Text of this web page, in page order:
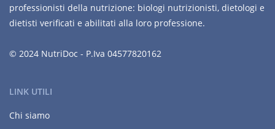
professionisti della nutrizione: biologi nutrizionisti, dietologi e
dietisti verificati e abilitati alla loro professione.
© 2024 NutriDoc - P.Iva 04577820162
LINK UTILI
Chi siamo